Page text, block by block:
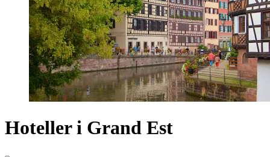
Hoteller i Grand Est